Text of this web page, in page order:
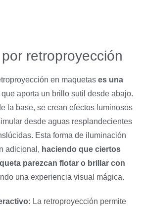
retroproyección
en maquetas es una
que aporta un brillo sutil desde abajo.
la base, se crean efectos luminosos
desde aguas resplandecientes
Esta forma de iluminación
adicional, haciendo que ciertos
parezcan flotar o brillar con
una experiencia visual mágica.
La retroproyección permite